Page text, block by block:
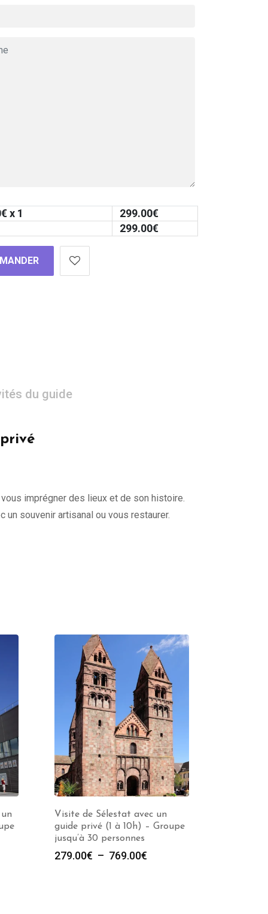
€ x 1 299.00€
299.00€
du guide
imprégner des lieux et de son histoire.
souvenir artisanal ou vous restaurer.
Visite de Sélestat avec un
guide privé (1 à 10h) – Groupe
jusqu’à 30 personnes
279.00€ – 769.00€